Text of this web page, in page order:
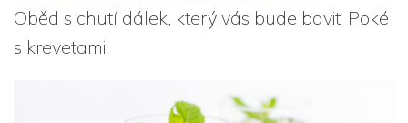
Oběd s chutí dálek, který vás bude bavit: Poké
s krevetami